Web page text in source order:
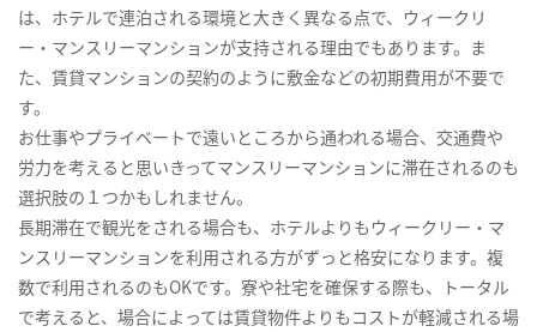
は、ホテルで連泊される環境と大きく異なる点で、ウィークリ
ー・マンスリーマンションが支持される理由でもあります。ま
た、賃貸マンションの契約のように敷金などの初期費用が不要で
す。
お仕事やプライベートで遠いところから通われる場合、交通費や
労力を考えると思いきってマンスリーマンションに滞在されるのも
選択肢の１つかもしれません。
長期滞在で観光をされる場合も、ホテルよりもウィークリー・マ
ンスリーマンションを利用される方がずっと格安になります。複
数で利用されるのもOKです。寮や社宅を確保する際も、トータル
で考えると、場合によっては賃貸物件よりもコストが軽減される場